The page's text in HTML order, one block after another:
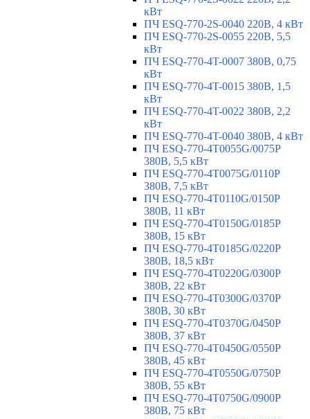
кВт
ПЧ ESQ-770-2S-0040 220В, 4 кВт
ПЧ ESQ-770-2S-0055 220В, 5,5
кВт
ПЧ ESQ-770-4T-0007 380В, 0,75
кВт
ПЧ ESQ-770-4T-0015 380В, 1,5
кВт
ПЧ ESQ-770-4T-0022 380В, 2,2
кВт
ПЧ ESQ-770-4T-0040 380В, 4 кВт
ПЧ ESQ-770-4T0055G/0075P
380В, 5,5 кВт
ПЧ ESQ-770-4T0075G/0110P
380В, 7,5 кВт
ПЧ ESQ-770-4T0110G/0150P
380В, 11 кВт
ПЧ ESQ-770-4T0150G/0185P
380В, 15 кВт
ПЧ ESQ-770-4T0185G/0220P
380В, 18,5 кВт
ПЧ ESQ-770-4T0220G/0300P
380В, 22 кВт
ПЧ ESQ-770-4T0300G/0370P
380В, 30 кВт
ПЧ ESQ-770-4T0370G/0450P
380В, 37 кВт
ПЧ ESQ-770-4T0450G/0550P
380В, 45 кВт
ПЧ ESQ-770-4T0550G/0750P
380В, 55 кВт
ПЧ ESQ-770-4T0750G/0900P
380В, 75 кВт